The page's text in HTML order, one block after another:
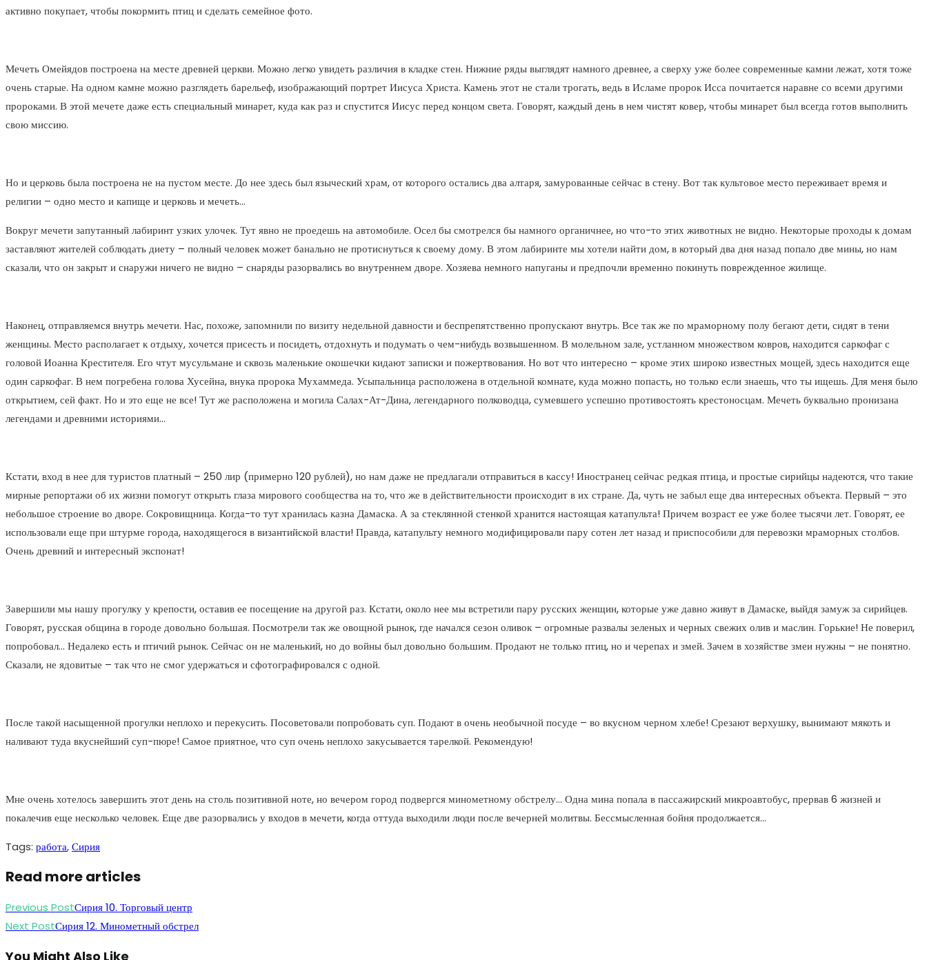
активно покупает, чтобы покормить птиц и сделать семейное фото.
Мечеть Омейядов построена на месте древней церкви. Можно легко увидеть различия в кладке стен. Нижние ряды выглядят намного древнее, а сверху уже более современные камни лежат, хотя тоже
очень старые. На одном камне можно разглядеть барельеф, изображающий портрет Иисуса Христа. Камень этот не стали трогать, ведь в Исламе пророк Исса почитается наравне со всеми другими
пророками. В этой мечете даже есть специальный минарет, куда как раз и спустится Иисус перед концом света. Говорят, каждый день в нем чистят ковер, чтобы минарет был всегда готов выполнить
свою миссию.
Но и церковь была построена не на пустом месте. До нее здесь был языческий храм, от которого остались два алтаря, замурованные сейчас в стену. Вот так культовое место переживает время и
религии – одно место и капище и церковь и мечеть…
Вокруг мечети запутанный лабиринт узких улочек. Тут явно не проедешь на автомобиле. Осел бы смотрелся бы намного органичнее, но что-то этих животных не видно. Некоторые проходы к домам
заставляют жителей соблюдать диету – полный человек может банально не протиснуться к своему дому. В этом лабиринте мы хотели найти дом, в который два дня назад попало две мины, но нам
сказали, что он закрыт и снаружи ничего не видно – снаряды разорвались во внутреннем дворе. Хозяева немного напуганы и предпочли временно покинуть поврежденное жилище.
Наконец, отправляемся внутрь мечети. Нас, похоже, запомнили по визиту недельной давности и беспрепятственно пропускают внутрь. Все так же по мраморному полу бегают дети, сидят в тени
женщины. Место располагает к отдыху, хочется присесть и посидеть, отдохнуть и подумать о чем-нибудь возвышенном. В молельном зале, устланном множеством ковров, находится саркофаг с
головой Иоанна Крестителя. Его чтут мусульмане и сквозь маленькие окошечки кидают записки и пожертвования. Но вот что интересно – кроме этих широко известных мощей, здесь находится еще
один саркофаг. В нем погребена голова Хусейна, внука пророка Мухаммеда. Усыпальница расположена в отдельной комнате, куда можно попасть, но только если знаешь, что ты ищешь. Для меня было
открытием, сей факт. Но и это еще не все! Тут же расположена и могила Салах-Ат-Дина, легендарного полководца, сумевшего успешно противостоять крестоносцам. Мечеть буквально пронизана
легендами и древними историями…
Кстати, вход в нее для туристов платный – 250 лир (примерно 120 рублей), но нам даже не предлагали отправиться в кассу! Иностранец сейчас редкая птица, и простые сирийцы надеются, что такие
мирные репортажи об их жизни помогут открыть глаза мирового сообщества на то, что же в действительности происходит в их стране. Да, чуть не забыл еще два интересных объекта. Первый – это
небольшое строение во дворе. Сокровищница. Когда-то тут хранилась казна Дамаска. А за стеклянной стенкой хранится настоящая катапульта! Причем возраст ее уже более тысячи лет. Говорят, ее
использовали еще при штурме города, находящегося в византийской власти! Правда, катапульту немного модифицировали пару сотен лет назад и приспособили для перевозки мраморных столбов.
Очень древний и интересный экспонат!
Завершили мы нашу прогулку у крепости, оставив ее посещение на другой раз. Кстати, около нее мы встретили пару русских женщин, которые уже давно живут в Дамаске, выйдя замуж за сирийцев.
Говорят, русская община в городе довольно большая. Посмотрели так же овощной рынок, где начался сезон оливок – огромные развалы зеленых и черных свежих олив и маслин. Горькие! Не поверил,
попробовал… Недалеко есть и птичий рынок. Сейчас он не маленький, но до войны был довольно большим. Продают не только птиц, но и черепах и змей. Зачем в хозяйстве змеи нужны – не понятно.
Сказали, не ядовитые – так что не смог удержаться и сфотографировался с одной.
После такой насыщенной прогулки неплохо и перекусить. Посоветовали попробовать суп. Подают в очень необычной посуде – во вкусном черном хлебе! Срезают верхушку, вынимают мякоть и
наливают туда вкуснейший суп-пюре! Самое приятное, что суп очень неплохо закусывается тарелкой. Рекомендую!
Мне очень хотелось завершить этот день на столь позитивной ноте, но вечером город подвергся минометному обстрелу… Одна мина попала в пассажирский микроавтобус, прервав 6 жизней и
покалечив еще несколько человек. Еще две разорвались у входов в мечети, когда оттуда выходили люди после вечерней молитвы. Бессмысленная бойня продолжается…
Tags: работа,Сирия
Read more articles
Previous PostСирия 10. Торговый центр
Next PostСирия 12. Минометный обстрел
You Might Also Like